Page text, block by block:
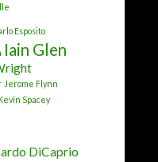
Esposito
Iain Glen
Jerome Flynn
Spacey
DiCaprio